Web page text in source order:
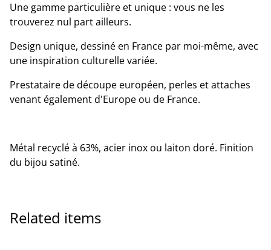
Une gamme particulière et unique : vous ne les
trouverez nul part ailleurs.
Design unique, dessiné en France par moi-même, avec
une inspiration culturelle variée.
Prestataire de découpe européen, perles et attaches
venant également d'Europe ou de France.
Métal recyclé à 63%, acier inox ou laiton doré. Finition
du bijou satiné.
Related items